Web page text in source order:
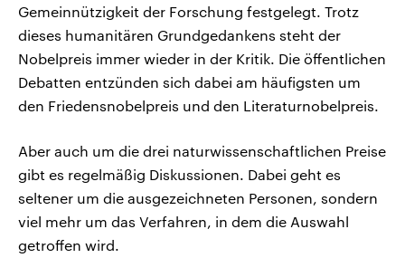
Gemeinnützigkeit der Forschung festgelegt. Trotz
dieses humanitären Grundgedankens steht der
Nobelpreis immer wieder in der Kritik. Die öffentlichen
Debatten entzünden sich dabei am häufigsten um
den Friedensnobelpreis und den Literaturnobelpreis.
Aber auch um die drei naturwissenschaftlichen Preise
gibt es regelmäßig Diskussionen. Dabei geht es
seltener um die ausgezeichneten Personen, sondern
viel mehr um das Verfahren, in dem die Auswahl
getroffen wird.